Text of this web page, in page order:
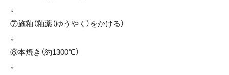
↓
⑦施釉（釉薬（ゆうやく）をかける）
↓
⑧本焼き（約1300℃）
↓